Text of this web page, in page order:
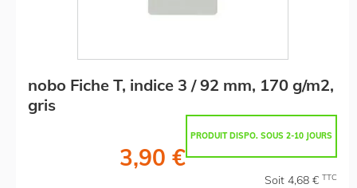
nobo Fiche T, indice 3 / 92 mm, 170 g/m2,
gris
PRODUIT DISPO. SOUS 2-10 JOURS
3,90 €
Soit 4,68 € TTC